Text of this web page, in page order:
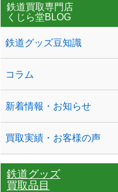
鉄道買取専門店
くじら堂BLOG
鉄道グッズ豆知識
コラム
新着情報・お知らせ
買取実績・お客様の声
鉄道グッズ
買取品目